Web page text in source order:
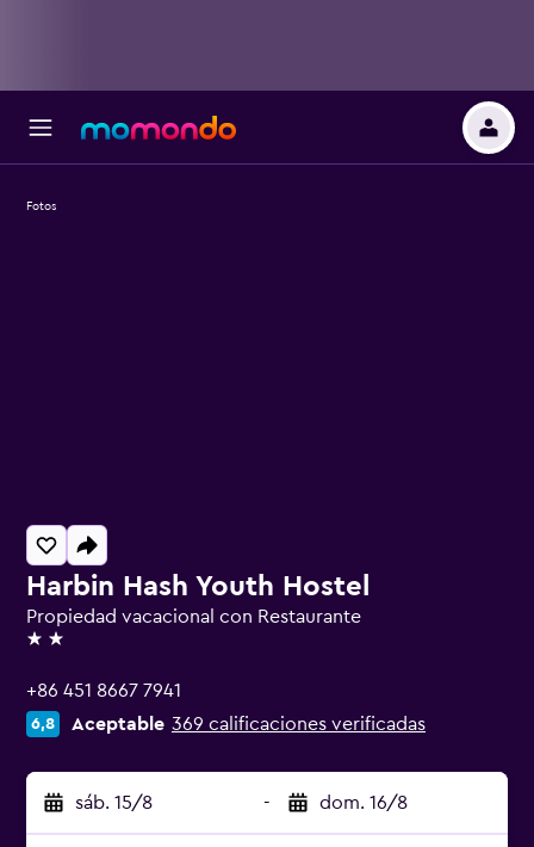
Harbin Hash Youth Hostel
Propiedad vacacional con Restaurante
2 estrellas
+86 451 8667 7941
6,8 Aceptable 369 calificaciones verificadas
sáb. 15/8 - dom. 16/8
Fotos